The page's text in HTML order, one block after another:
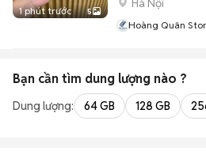
1 phút trước 5
Hà Nội
Hoàng Quân
Bạn cần tìm dung lượng nào ?
Dung lượng: 64 GB 128 GB